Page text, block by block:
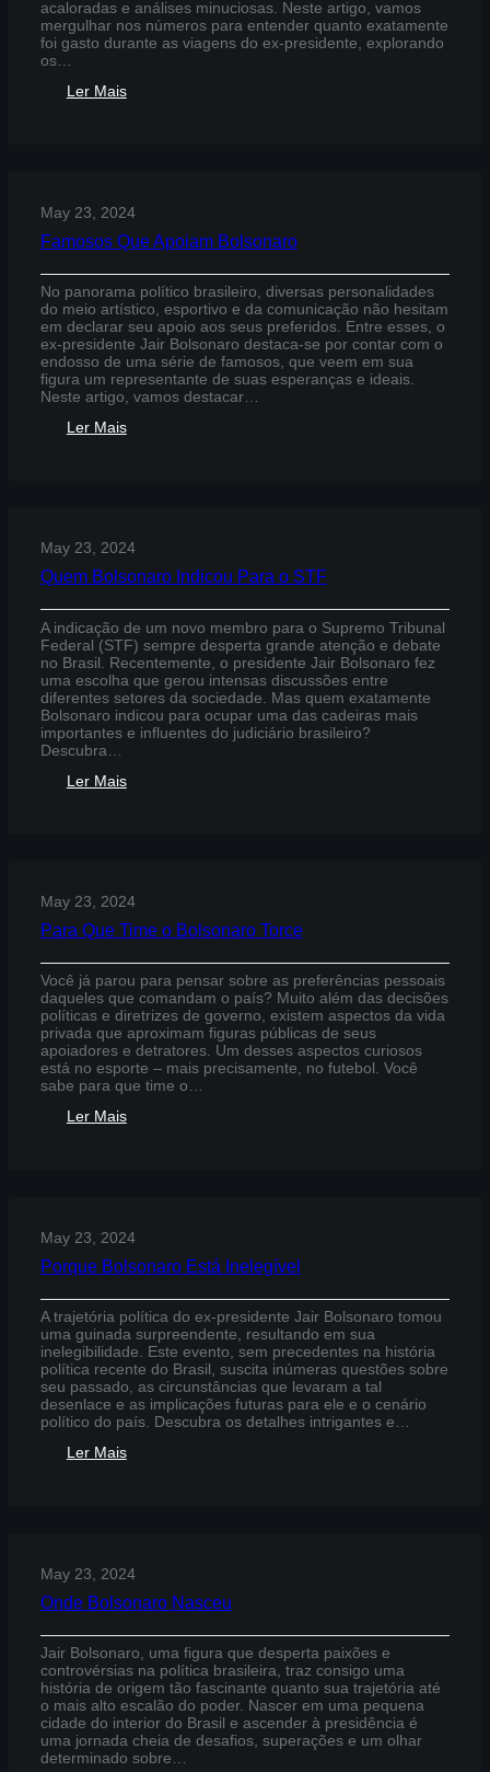
acaloradas e análises minuciosas. Neste artigo, vamos
mergulhar nos números para entender quanto exatamente
foi gasto durante as viagens do ex-presidente, explorando
os…
Ler Mais:
May 23, 2024
Famosos Que Apoiam Bolsonaro
No panorama político brasileiro, diversas personalidades
do meio artístico, esportivo e da comunicação não hesitam
em declarar seu apoio aos seus preferidos. Entre esses, o
ex-presidente Jair Bolsonaro destaca-se por contar com o
endosso de uma série de famosos, que veem em sua
figura um representante de suas esperanças e ideais.
Neste artigo, vamos destacar…
Ler Mais:
May 23, 2024
Quem Bolsonaro Indicou Para o STF
A indicação de um novo membro para o Supremo Tribunal
Federal (STF) sempre desperta grande atenção e debate
no Brasil. Recentemente, o presidente Jair Bolsonaro fez
uma escolha que gerou intensas discussões entre
diferentes setores da sociedade. Mas quem exatamente
Bolsonaro indicou para ocupar uma das cadeiras mais
importantes e influentes do judiciário brasileiro?
Descubra…
Ler Mais:
May 23, 2024
Para Que Time o Bolsonaro Torce
Você já parou para pensar sobre as preferências pessoais
daqueles que comandam o país? Muito além das decisões
políticas e diretrizes de governo, existem aspectos da vida
privada que aproximam figuras públicas de seus
apoiadores e detratores. Um desses aspectos curiosos
está no esporte – mais precisamente, no futebol. Você
sabe para que time o…
Ler Mais:
May 23, 2024
Porque Bolsonaro Está Inelegível
A trajetória política do ex-presidente Jair Bolsonaro tomou
uma guinada surpreendente, resultando em sua
inelegibilidade. Este evento, sem precedentes na história
política recente do Brasil, suscita inúmeras questões sobre
seu passado, as circunstâncias que levaram a tal
desenlace e as implicações futuras para ele e o cenário
político do país. Descubra os detalhes intrigantes e…
Ler Mais:
May 23, 2024
Onde Bolsonaro Nasceu
Jair Bolsonaro, uma figura que desperta paixões e
controvérsias na política brasileira, traz consigo uma
história de origem tão fascinante quanto sua trajetória até
o mais alto escalão do poder. Nascer em uma pequena
cidade do interior do Brasil e ascender à presidência é
uma jornada cheia de desafios, superações e um olhar
determinado sobre…